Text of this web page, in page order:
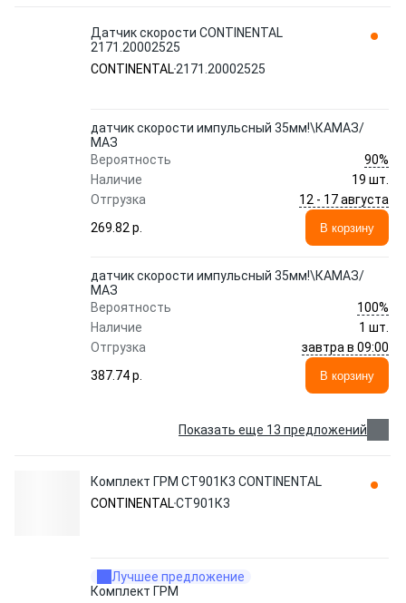
Датчик скорости CONTINENTAL
2171.20002525
CONTINENTAL2171.20002525
датчик скорости импульсный 35мм!\КАМАЗ/
МАЗ
Вероятность
90%
Наличие
19 шт.
Отгрузка
12 - 17 августа
269.82 p.
В корзину
датчик скорости импульсный 35мм!\КАМАЗ/
МАЗ
Вероятность
100%
Наличие
1 шт.
Отгрузка
завтра в 09:00
387.74 p.
В корзину
Показать еще 13 предложений
Комплект ГРМ СТ901К3 CONTINENTAL
CONTINENTALСТ901К3
Лучшее предложение
Комплект ГРМ